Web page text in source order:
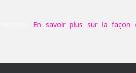
En savoir plus sur la façon